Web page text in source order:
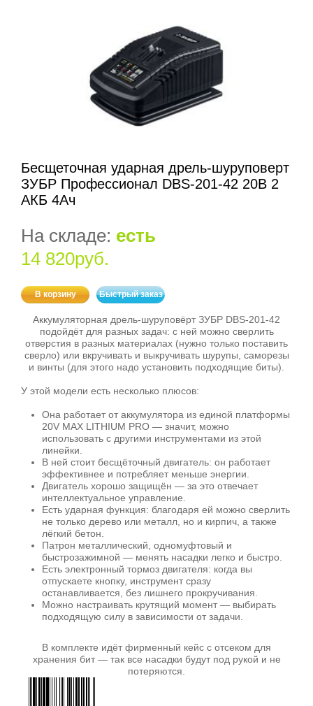
Бесщеточная ударная дрель-шуруповерт
ЗУБР Профессионал DBS-201-42 20В 2
АКБ 4Ач
На складе: есть
14 820руб.
В корзину Быстрый заказ
Аккумуляторная дрель‑шуруповёрт ЗУБР DBS‑201‑42
подойдёт для разных задач: с ней можно сверлить
отверстия в разных материалах (нужно только поставить
сверло) или вкручивать и выкручивать шурупы, саморезы
и винты (для этого надо установить подходящие биты).
У этой модели есть несколько плюсов:
Она работает от аккумулятора из единой платформы
20V MAX LITHIUM PRO — значит, можно
использовать с другими инструментами из этой
линейки.
В ней стоит бесщёточный двигатель: он работает
эффективнее и потребляет меньше энергии.
Двигатель хорошо защищён — за это отвечает
интеллектуальное управление.
Есть ударная функция: благодаря ей можно сверлить
не только дерево или металл, но и кирпич, а также
лёгкий бетон.
Патрон металлический, одномуфтовый и
быстрозажимной — менять насадки легко и быстро.
Есть электронный тормоз двигателя: когда вы
отпускаете кнопку, инструмент сразу
останавливается, без лишнего прокручивания.
Можно настраивать крутящий момент — выбирать
подходящую силу в зависимости от задачи.
В комплекте идёт фирменный кейс с отсеком для
хранения бит — так все насадки будут под рукой и не
потеряются.